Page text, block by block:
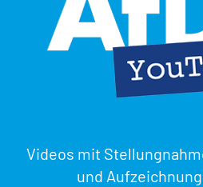
Videos mit
und